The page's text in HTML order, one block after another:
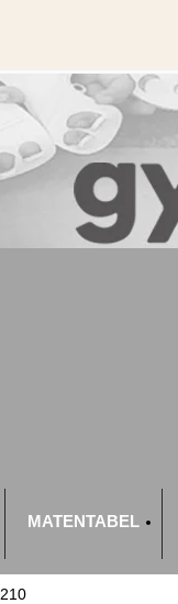
MATENTABEL
210